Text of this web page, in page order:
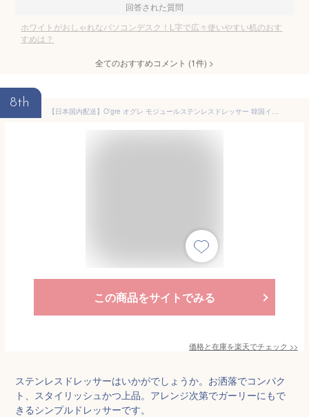
回答された質問
ホワイトがおしゃれなパソコンデスク！L字で広々使いやすい机のおす
すめは？
全てのおすすめコメント (1件) >
8th
【日本国内配送】O'gre オグレ モジュールステンレスドレッサー 韓国インテリア ガラスカラー選択可能 水平調節脚付きおしゃれ オシャレ コンパクト 可愛い かわいい テーブル 鏡なし 兼用 代わり海外 鏡台 韓国風 化粧台 パソコンデスク サイドテーブル 収納
この商品をサイトでみる
価格と在庫を楽天でチェック >>
ステンレスドレッサーはいかがでしょうか。お洒落でコンパク
ト、スタイリッシュかつ上品。アレンジ次第でガーリーにもで
きるシンプルドレッサーです。